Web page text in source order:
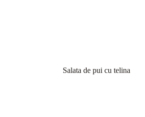
Salata de pui cu telina